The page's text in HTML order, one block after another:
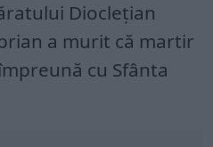
Dioclețian
a murit că martir
cu Sfânta